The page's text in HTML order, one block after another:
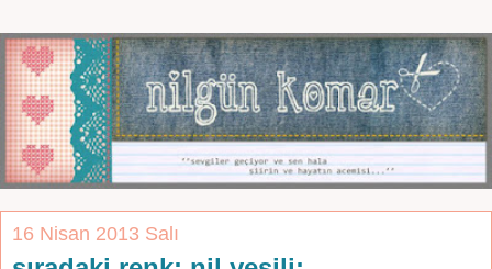
16 Nisan 2013 Salı